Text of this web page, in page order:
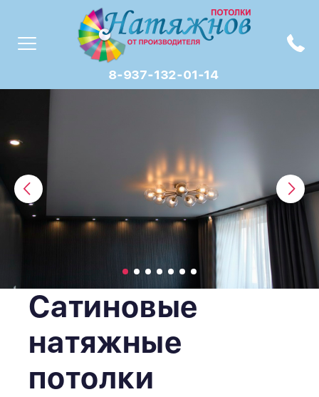
8-937-132-01-14
Сатиновые
натяжные
потолки